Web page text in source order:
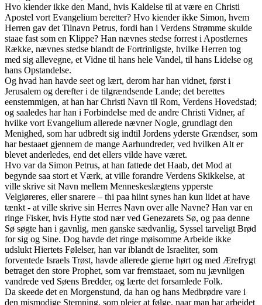
Hvo kiender ikke den Mand, hvis Kaldelse til at være en Christi
Apostel vort Evangelium beretter? Hvo kiender ikke Simon, hvem
Herren gav det Tilnavn Petrus, fordi han i Verdens Strømme skulde
staae fast som en Klippe? Han nævnes stedse forrest i Apostlernes
Række, nævnes stedse blandt de Fortrinligste, hvilke Herren tog
med sig allevegne, et Vidne til hans hele Vandel, til hans Lidelse og
hans Opstandelse.
Og hvad han havde seet og lært, derom har han vidnet, først i
Jerusalem og derefter i de tilgrændsende Lande; det berettes
eenstemmigen, at han har Christi Navn til Rom, Verdens Hovedstad;
og saaledes har han i Forbindelse med de andre Christi Vidner, af
hvilke vort Evangelium allerede nævner Nogle, grundlagt den
Menighed, som har udbredt sig indtil Jordens yderste Grændser, som
har bestaaet gjennem de mange Aarhundreder, ved hvilken Alt er
blevet anderledes, end det ellers vilde have været.
Hvo var da Simon Petrus, at han fattede det Haab, det Mod at
begynde saa stort et Værk, at ville forandre Verdens Skikkelse, at
ville skrive sit Navn mellem Menneskeslægtens ypperste
Velgiøreres, eller snarere – thi paa hiint synes han kun lidet at have
tænkt - at ville skrive sin Herres Navn over alle Navne? Han var en
ringe Fisker, hvis Hytte stod nær ved Genezarets Sø, og paa denne
Sø søgte han i gavnlig, men ganske sædvanlig, Syssel tarveligt Brød
for sig og Sine. Dog havde det ringe møisomme Arbeide ikke
udslukt Hiertets Følelser, han var iblandt de Israeliter, som
forventede Israels Trøst, havde allerede gierne hørt og med Ærefrygt
betraget den store Prophet, som var fremstaaet, som nu jævnligen
vandrede ved Søens Bredder, og lærte det forsamlede Folk.
Da skeede det en Morgenstund, da han og hans Medbrødre vare i
den mismodige Stemning, som pleier at følge, naar man har arbeidet